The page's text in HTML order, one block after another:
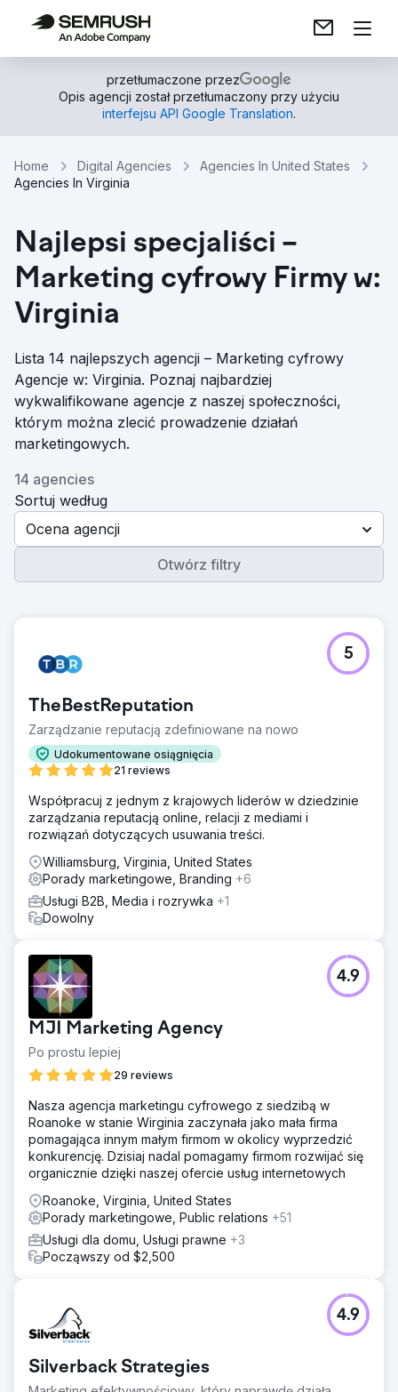
przetłumaczone przez
Opis agencji został przetłumaczony przy użyciu
interfejsu API Google Translation.
Home Digital Agencies
Agencies In United States
Agencies In Virginia
Najlepsi specjaliści –
Marketing cyfrowy Firmy w:
Virginia
Lista 14 najlepszych agencji – Marketing cyfrowy
Agencje w: Virginia. Poznaj najbardziej
wykwalifikowane agencje z naszej społeczności,
którym można zlecić prowadzenie działań
marketingowych.
14 agencies
Sortuj według
Ocena agencji
Otwórz filtry
TheBestReputation
Zarządzanie reputacją zdefiniowane na nowo
Udokumentowane osiągnięcia
21 reviews
5
Współpracuj z jednym z krajowych liderów w dziedzinie
zarządzania reputacją online, relacji z mediami i
rozwiązań dotyczących usuwania treści.
Williamsburg, Virginia, United States
Porady marketingowe, Branding +6
Usługi B2B, Media i rozrywka +1
Dowolny
MJI Marketing Agency
Po prostu lepiej
29 reviews
4.9
Nasza agencja marketingu cyfrowego z siedzibą w
Roanoke w stanie Wirginia zaczynała jako mała firma
pomagająca innym małym firmom w okolicy wyprzedzić
konkurencję. Dzisiaj nadal pomagamy firmom rozwijać się
organicznie dzięki naszej ofercie usług internetowych
Roanoke, Virginia, United States
Porady marketingowe, Public relations +51
Usługi dla domu, Usługi prawne +3
Począwszy od $2,500
Silverback Strategies
4.9